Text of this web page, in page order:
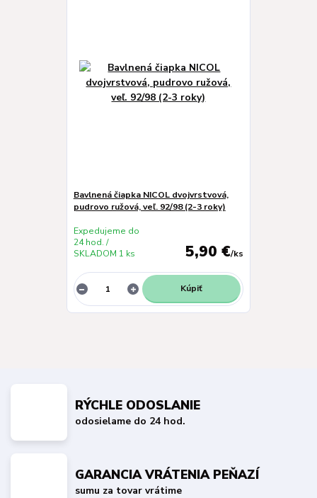
Bavlnená čiapka NICOL dvojvrstvová,
pudrovo ružová, veľ. 92/98 (2-3 roky)
5,90 €/ks
Expedujeme do
24 hod. /
SKLADOM 1 ks
Kúpiť
RÝCHLE ODOSLANIE
odosielame do 24 hod.
GARANCIA VRÁTENIA PEŇAZÍ
sumu za tovar vrátime